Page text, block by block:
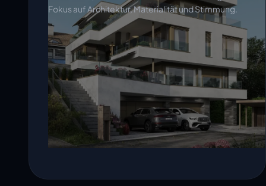
Fokus auf Architektur, Materialität und Stimmung.